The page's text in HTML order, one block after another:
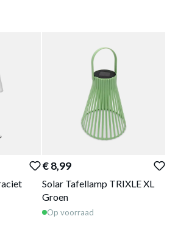
€ 8,99
Solar Tafellamp TRIXLE XL
Groen
Op voorraad